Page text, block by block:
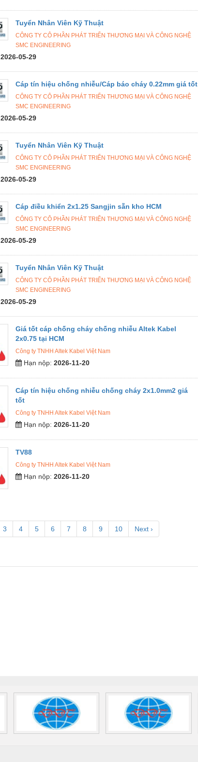
Tuyển Nhân Viên Kỹ Thuật
CÔNG TY CÔ PHẦN PHÁT TRIỂN THƯƠNG MẠI VÀ CÔNG NGHỆ
SMC ENGINEERING
2026-05-29
Cáp tín hiệu chống nhiễu/Cáp báo cháy 0.22mm giá tốt
CÔNG TY CÔ PHẦN PHÁT TRIỂN THƯƠNG MẠI VÀ CÔNG NGHỆ
SMC ENGINEERING
2026-05-29
Tuyển Nhân Viên Kỹ Thuật
CÔNG TY CÔ PHẦN PHÁT TRIỂN THƯƠNG MẠI VÀ CÔNG NGHỆ
SMC ENGINEERING
2026-05-29
Cáp điều khiển 2x1.25 Sangjin sẵn kho HCM
CÔNG TY CÔ PHẦN PHÁT TRIỂN THƯƠNG MẠI VÀ CÔNG NGHỆ
SMC ENGINEERING
2026-05-29
Tuyển Nhân Viên Kỹ Thuật
CÔNG TY CÔ PHẦN PHÁT TRIỂN THƯƠNG MẠI VÀ CÔNG NGHỆ
SMC ENGINEERING
2026-05-29
Giá tốt cáp chống cháy chống nhiễu Altek Kabel
2x0.75 tại HCM
Công ty TNHH Altek Kabel Việt Nam
Hạn nộp: 2026-11-20
Cáp tín hiệu chống nhiễu chống cháy 2x1.0mm2 giá
tốt
Công ty TNHH Altek Kabel Việt Nam
Hạn nộp: 2026-11-20
TV88
Công ty TNHH Altek Kabel Việt Nam
Hạn nộp: 2026-11-20
3 4 5 6 7 8 9 10 Next ›